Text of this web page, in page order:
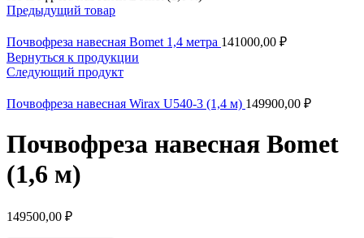
Предыдущий товар
Почвофреза навесная Bomet 1,4 метра 141000,00 ₽
Вернуться к продукции
Следующий продукт
Почвофреза навесная Wirax U540-3 (1,4 м) 149900,00 ₽
Почвофреза навесная Bomet
(1,6 м)
149500,00 ₽